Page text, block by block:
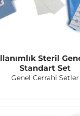
Steril
Standart Set
Genel Cerrahi Setler